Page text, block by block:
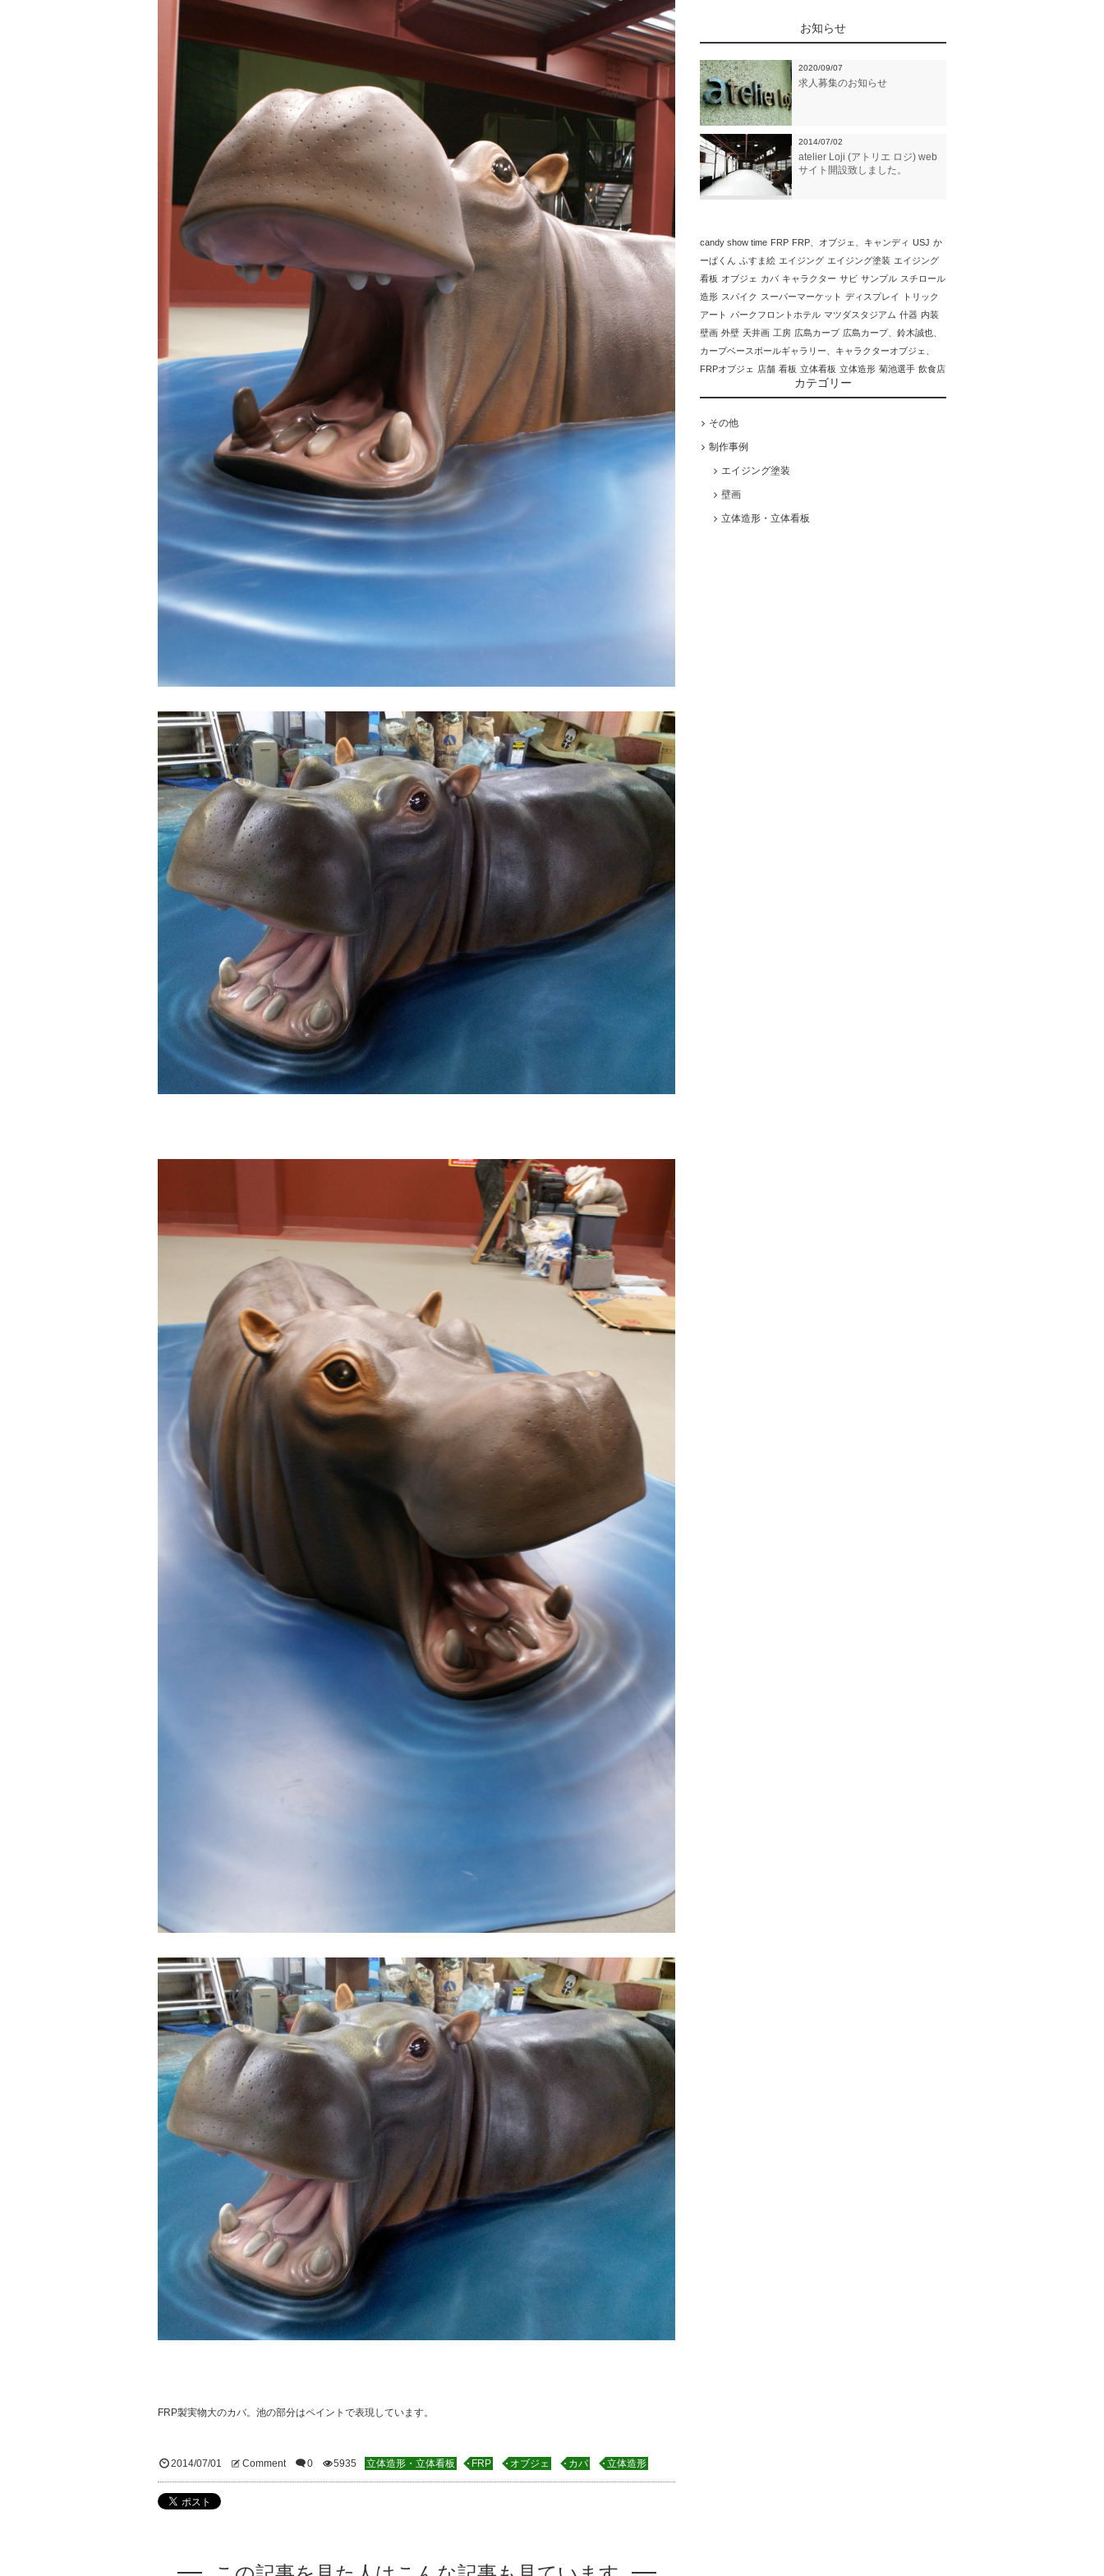
FRP製実物大のカバ。池の部分はペイントで表現しています。
2014/07/01 Comment 0 5935 立体造形・立体看板 FRP オブジェ カバ 立体造形
お知らせ
2020/09/07
求人募集のお知らせ
2014/07/02
atelier Loji (アトリエ ロジ) web
サイト開設致しました。
candy show time FRP FRP、オブジェ、キャンディ USJ か
ーぱくん ふすま絵 エイジング エイジング塗装 エイジング
看板 オブジェ カバ キャラクター サビ サンプル スチロール
造形 スパイク スーパーマーケット ディスプレイ
トリック
アート パークフロントホテル マツダスタジアム 什器 内装
壁画 外壁 天井画 工房 広島カープ 広島カープ、鈴木誠也、
カープベースボールギャラリー、キャラクターオブジェ、
FRPオブジェ 店舗 看板 立体看板 立体造形 菊池選手 飲食店
カテゴリー
その他
制作事例
エイジング塗装
壁画
立体造形・立体看板